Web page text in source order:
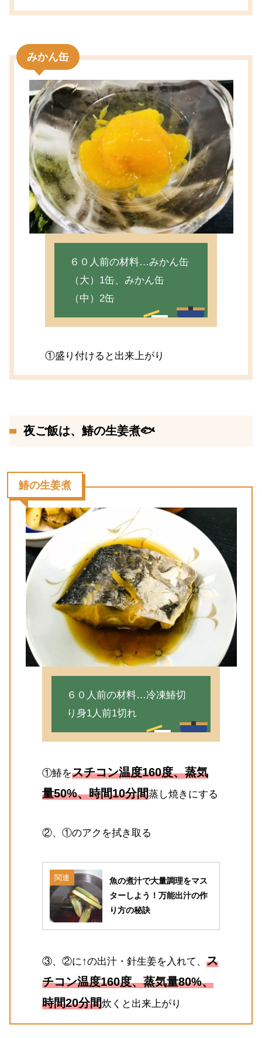
みかん缶
６０人前の材料…みかん缶
（大）1缶、みかん缶
（中）2缶
①盛り付けると出来上がり
夜ご飯は、鰆の生姜煮🐟
鰆の生姜煮
６０人前の材料…冷凍鰆切
り身1人前1切れ
①鰆をスチコン温度160度、蒸気
量50%、時間10分間蒸し焼きにする
②、①のアクを拭き取る
関連
魚の煮汁で大量調理をマス
ターしよう！万能出汁の作
り方の秘訣
③、②に↑の出汁・針生姜を入れて、ス
チコン温度160度、蒸気量80%、
時間20分間炊くと出来上がり